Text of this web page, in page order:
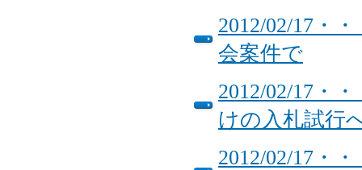
2012/02/17・
会案件で
2012/02/17・
けの入札試行
2012/02/17・